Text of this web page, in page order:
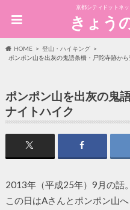
京都シティドットネ
きょう
HOME
登山・ハイキング
ポンポン山を出灰の鬼語条橋・尸陀寺跡から
ポンポン山を出灰の鬼
ナイトハイク
2013年（平成25年）9月の話。
この日はAさんとポンポン山